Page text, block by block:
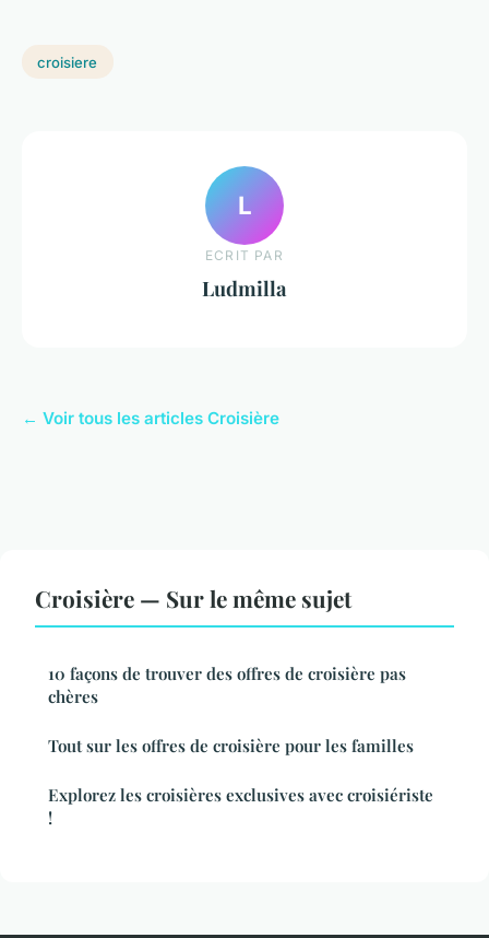
croisiere
L
ECRIT PAR
Ludmilla
← Voir tous les articles Croisière
Croisière — Sur le même sujet
10 façons de trouver des offres de croisière pas
chères
Tout sur les offres de croisière pour les familles
Explorez les croisières exclusives avec croisiériste
!